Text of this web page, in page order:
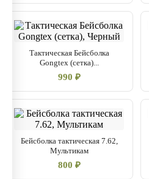
Тактическая Бейсболка
Gongtex (сетка)...
990 ₽
Бейсболка тактическая 7.62,
Мультикам
800 ₽